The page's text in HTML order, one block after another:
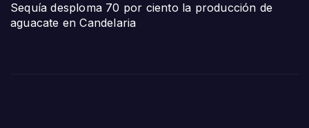
Sequía desploma 70 por ciento la producción de
aguacate en Candelaria